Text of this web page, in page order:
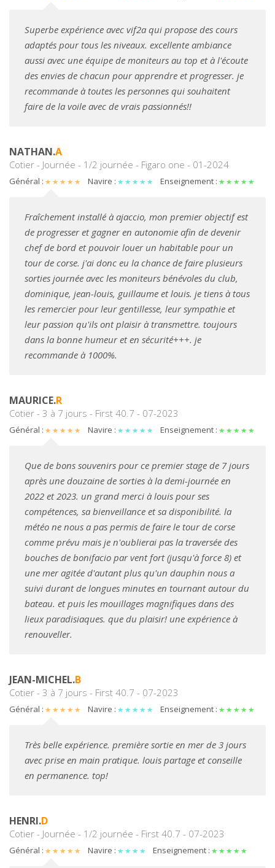
Superbe expérience avec vif2a qui propose des cours
adaptés pour tous les niveaux. excellente ambiance
aussi avec une équipe de moniteurs au top et à l'écoute
des envies de chacun pour apprendre et progresser. je
recommande à toutes les personnes qui souhaitent
faire de la voile avec de vrais passionnés!!
NATHAN.A
Cotier - Journée - 1/2 journée - Figaro one - 01-2024
Général : Navire : Enseignement :
Fraîchement installé à ajaccio, mon premier objectif est
de progresser et gagner en autonomie afin de devenir
chef de bord et pouvoir louer un habitable pour un
tour de corse. j'ai donc eu la chance de faire plusieurs
sorties journée avec les moniteurs bénévoles du club,
dominique, jean-louis, guillaume et louis. je tiens à tous
les remercier pour leur gentillesse, leur sympathie et
leur passion qu'ils ont plaisir à transmettre. toujours
dans la bonne humeur et en sécurité+++. je
recommande à 1000%.
MAURICE.R
Cotier - 3 à 7 jours - First 40.7 - 07-2023
Général : Navire : Enseignement :
Que de bons souvenirs pour ce premier stage de 7 jours
après une douzaine de sorties à la demi-journée en
2022 et 2023. un grand merci à louis pour ses
compétences, sa bienveillance et sa disponibilité. la
météo ne nous a pas permis de faire le tour de corse
comme prévu mais je n'oublierai pas la traversée des
bouches de bonifacio par vent fort (jusqu'à force 8) et
une mer agitée d'autant plus qu'un dauphin nous a
suivi durant de longues minutes en tournant autour du
bateau. et puis les mouillages magnifiques dans des
lieux paradisiaques. que du plaisir! une expérience à
renouveller.
JEAN-MICHEL.B
Cotier - 3 à 7 jours - First 40.7 - 07-2023
Général : Navire : Enseignement :
Très belle expérience. première sortie en mer de 3 jours
avec prise en main pratique. louis partage et conseille
en permanence. top!
HENRI.D
Cotier - Journée - 1/2 journée - First 40.7 - 07-2023
Général : Navire : Enseignement :